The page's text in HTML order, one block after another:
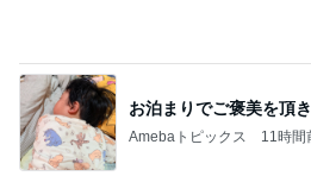
お泊まりでご褒美を頂
Amebaトピックス 11時間